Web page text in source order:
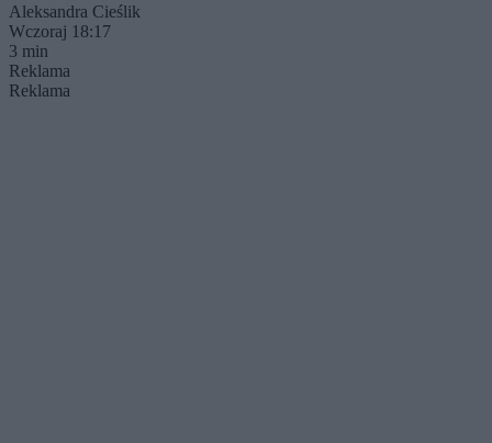
Aleksandra Cieślik
Wczoraj 18:17
3 min
Reklama
Reklama